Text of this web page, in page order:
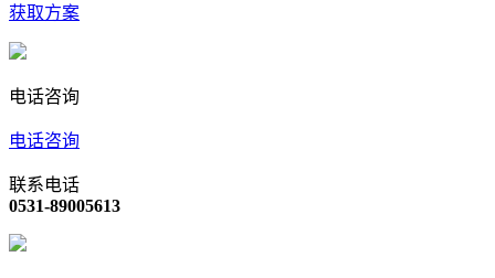
获取方案
电话咨询
电话咨询
联系电话
0531-89005613